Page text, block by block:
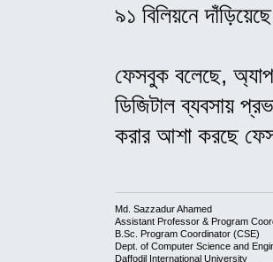
৯১ বিলিয়নে
ফেসবুক বলেছে,
ডিজিটাল ব্যবসায়
করার আশা করছে
Md. Sazzadur Ahamed
Assistant Professor & ​Program
​B.Sc. Program Coordinator (CSE)
Dept. of Computer Science and
Daffodil International University